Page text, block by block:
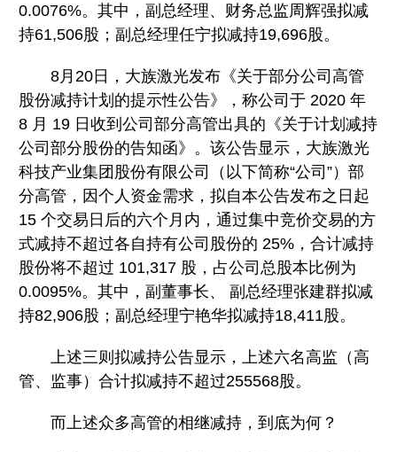
0.0076%。其中，副总经理、财务总监周辉强拟减
持61,506股；副总经理任宁拟减持19,696股。
8月20日，大族激光发布《关于部分公司高管
股份减持计划的提示性公告》，称公司于 2020 年
8 月 19 日收到公司部分高管出具的《关于计划减持
公司部分股份的告知函》。该公告显示，大族激光
科技产业集团股份有限公司（以下简称“公司”）部
分高管，因个人资金需求，拟自本公告发布之日起
15 个交易日后的六个月内，通过集中竞价交易的方
式减持不超过各自持有公司股份的 25%，合计减持
股份将不超过 101,317 股，占公司总股本比例为
0.0095%。其中，副董事长、 副总经理张建群拟减
持82,906股；副总经理宁艳华拟减持18,411股。
上述三则拟减持公告显示，上述六名高监（高
管、监事）合计拟减持不超过255568股。
而上述众多高管的相继减持，到底为何？